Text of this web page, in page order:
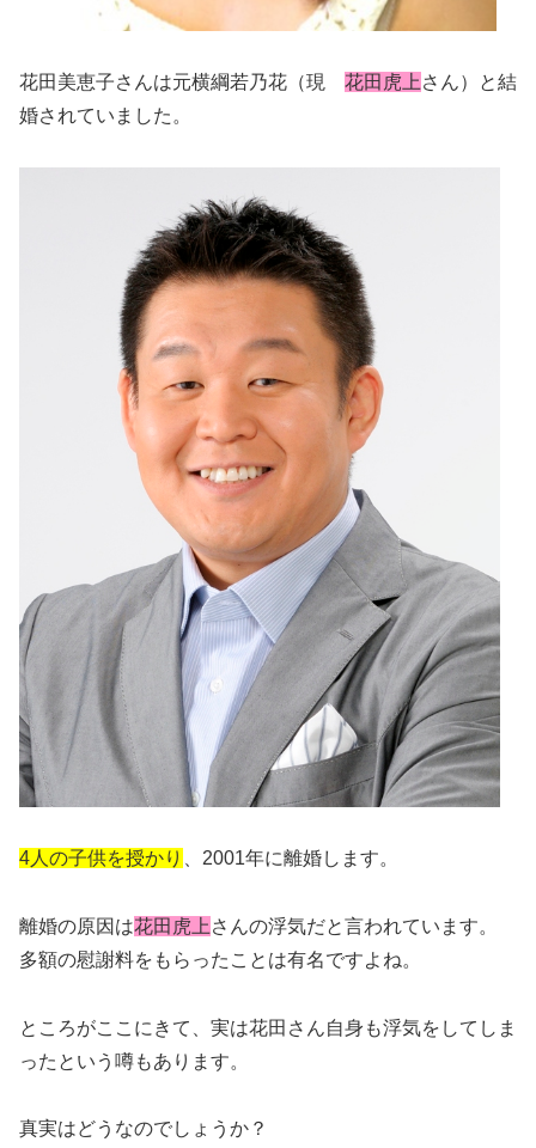
花田美恵子さんは元横綱若乃花（現 花田虎上 さん）と結
婚されていました。
4人の子供を授かり 、2001年に離婚します。
離婚の原因は花田虎上 さんの浮気だと言われています。
多額の慰謝料をもらったことは有名ですよね。
ところがここにきて、実は花田さん自身も浮気をしてしま
ったという噂もあります。
真実はどうなのでしょうか？